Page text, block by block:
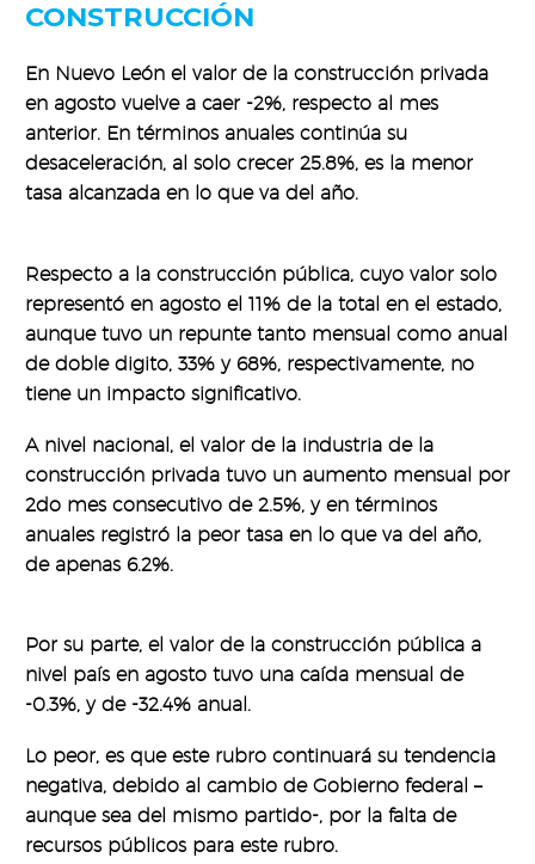
CONSTRUCCIÓN
En Nuevo León el valor de la construcción privada
en agosto vuelve a caer -2%, respecto al mes
anterior. En términos anuales continúa su
desaceleración, al solo crecer 25.8%, es la menor
tasa alcanzada en lo que va del año.
Respecto a la construcción pública, cuyo valor solo
representó en agosto el 11% de la total en el estado,
aunque tuvo un repunte tanto mensual como anual
de doble digito, 33% y 68%, respectivamente, no
tiene un impacto significativo.
A nivel nacional, el valor de la industria de la
construcción privada tuvo un aumento mensual por
2do mes consecutivo de 2.5%, y en términos
anuales registró la peor tasa en lo que va del año,
de apenas 6.2%.
Por su parte, el valor de la construcción pública a
nivel país en agosto tuvo una caída mensual de
-0.3%, y de -32.4% anual.
Lo peor, es que este rubro continuará su tendencia
negativa, debido al cambio de Gobierno federal –
aunque sea del mismo partido-, por la falta de
recursos públicos para este rubro.